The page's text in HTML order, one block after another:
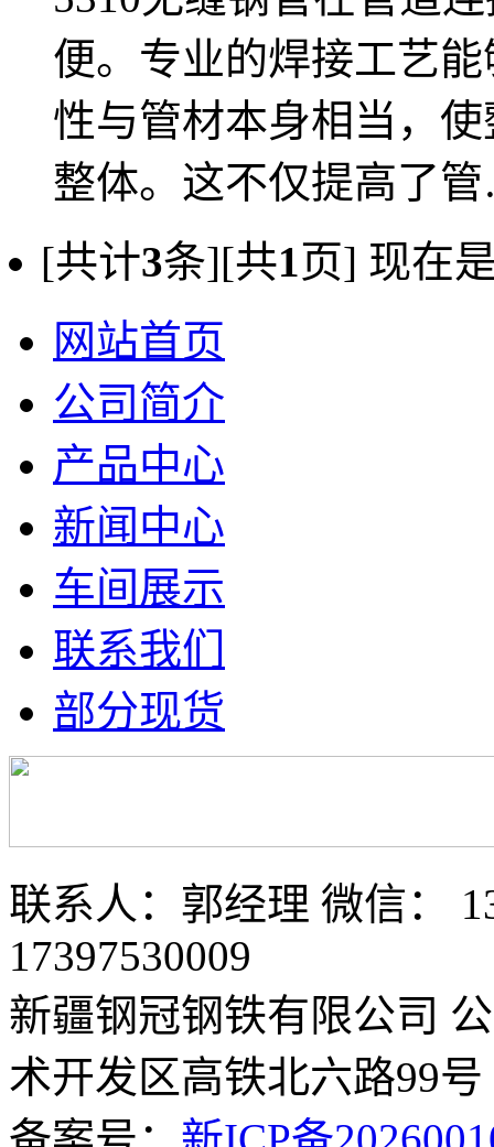
便。专业的焊接工艺
性与管材本身相当，
整体。这不仅提高了
[共计3条][共1页] 现在
网站首页
公司简介
产品中心
新闻中心
车间展示
联系我们
部分现货
联系人：郭经理 微信：
17397530009
新疆钢冠钢铁有限公司
术开发区高铁北六路99号